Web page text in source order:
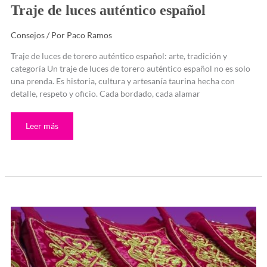
Traje de luces auténtico español
Consejos/ Por Paco Ramos
Traje de luces de torero auténtico español: arte, tradición y
categoría Un traje de luces de torero auténtico español no es solo
una prenda. Es historia, cultura y artesanía taurina hecha con
detalle, respeto y oficio. Cada bordado, cada alamar
Leer más
Taleguilla
de
torero
para
ópera